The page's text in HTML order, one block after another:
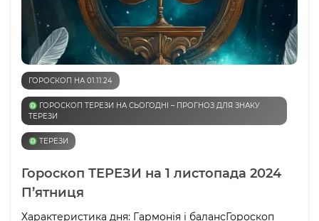
ГОРОСКОП НА 01.11.24
♎️ ГОРОСКОП ТЕРЕЗИ НА СЬОГОДНІ – ПРОГНОЗ ДЛЯ ЗНАКУ
ТЕРЕЗИ
♎️ ТЕРЕЗИ
Гороскоп ТЕРЕЗИ на 1 листопада 2024
П’ятниця
Характеристика дня: Гармонія і балансГороскоп